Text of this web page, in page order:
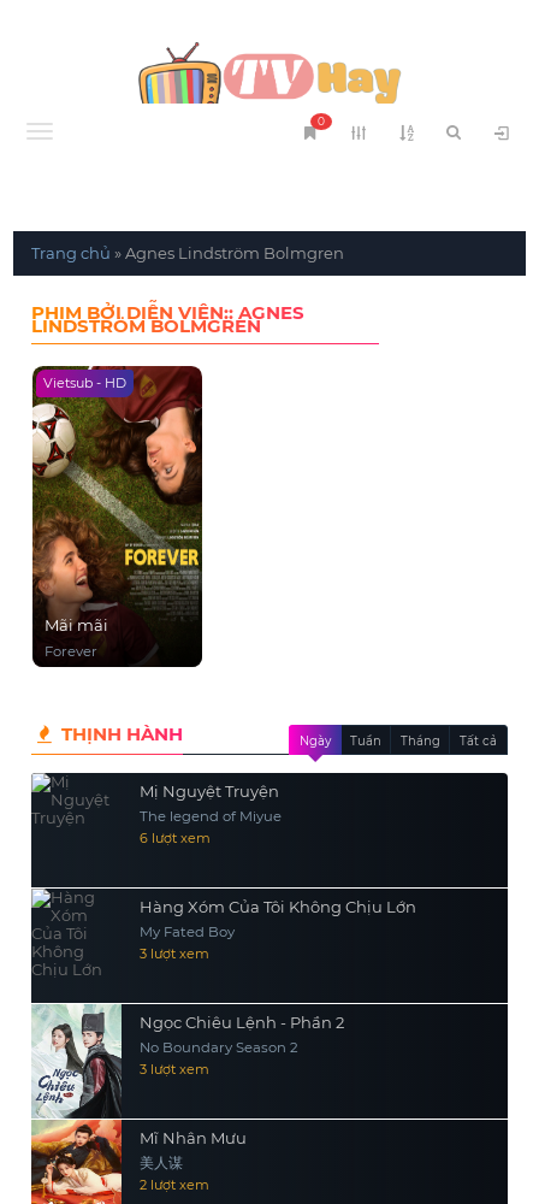
Menu
0
Trang chủ »Agnes Lindström Bolmgren
PHIM BỞI DIỄN VIÊN:: AGNES
LINDSTRÖM BOLMGREN
Vietsub - HD
Mãi mãi
Forever
THỊNH HÀNH Ngày Tuần Tháng Tất cả
Mị Nguyệt Truyện
The legend of Miyue
6 lượt xem
Hàng Xóm Của Tôi Không Chịu Lớn
My Fated Boy
3 lượt xem
Ngọc Chiêu Lệnh - Phần 2
No Boundary Season 2
3 lượt xem
Mĩ Nhân Mưu
美人谋
2 lượt xem